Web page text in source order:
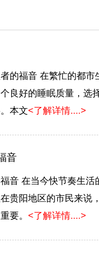
的福音 在繁忙的都市
良好的睡眠质量，选
本文<了解详情....>
音
音 在当今快节奏生活
贵阳地区的市民来说
要。 <了解详情....>
医师
症、恐惧
Dr.龙
擅长：
情感